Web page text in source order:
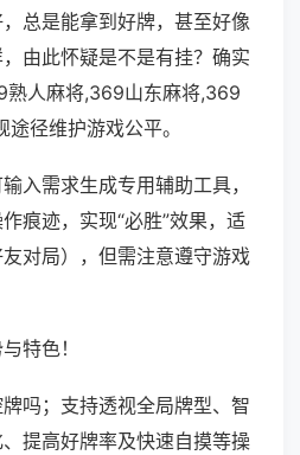
总是能拿到好牌，甚至好像
由此怀疑是不是有挂？确实
人麻将,369山东麻将,369
径维护游戏公平。
入需求生成专用辅助工具，
痕迹，实现“必胜”效果，适
对局），但需注意遵守游戏
特色！
吗；支持透视全局牌型、智
提高好牌率及快速自摸等操